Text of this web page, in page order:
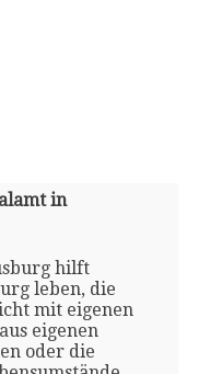
in
hilft
leben, die
mit eigenen
eigenen
oder die